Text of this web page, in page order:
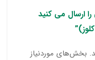
ارسال می کنید
بخش‌های موردنیاز